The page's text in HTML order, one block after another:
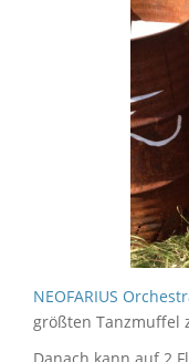
NEOFARIUS
größten Tanzmuffel
Danach kann auf 2